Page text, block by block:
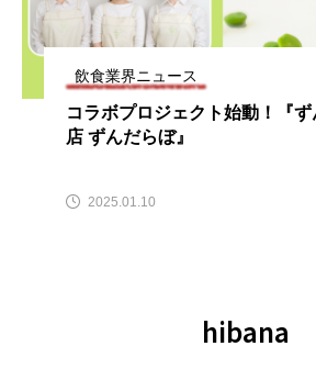
【hibana編集部注目！】飲食店
経営＆フードビジネス専用の商
品・サービス紹介｜2026年8月版
2026.08.07
【
飲食業界ニュース
コラボプロジェクト始動！『ず
店 ずんだらぼ』
2025.01.10
hibana